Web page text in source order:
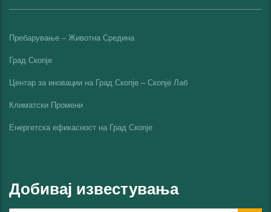
Пребарување – Животна Средина
Град Скопје
Центар за иновации на Град Скопје – Скопје Лаб
Климатски Промени
Енергетска ефикасност на Град Скопјe
Добивај известувања